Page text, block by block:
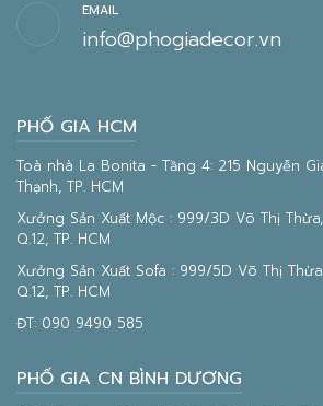
EMAIL
info@phogiadecor.vn
PHỐ GIA HCM
Toà nhà La Bonita - Tầng 4: 215 Nguyễn
Thạnh, TP. HCM
Xưởng Sản Xuất Mộc : 999/3D Võ Thị
Q.12, TP. HCM
Xưởng Sản Xuất Sofa : 999/5D Võ Thị
Q.12, TP. HCM
ĐT: 090 9490 585
PHỐ GIA CN BÌNH DƯƠNG